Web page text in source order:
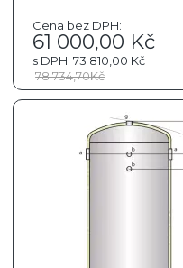
Cena bez DPH:
61 000,00 Kč
s DPH 73 810,00 Kč
78 734,70Kč